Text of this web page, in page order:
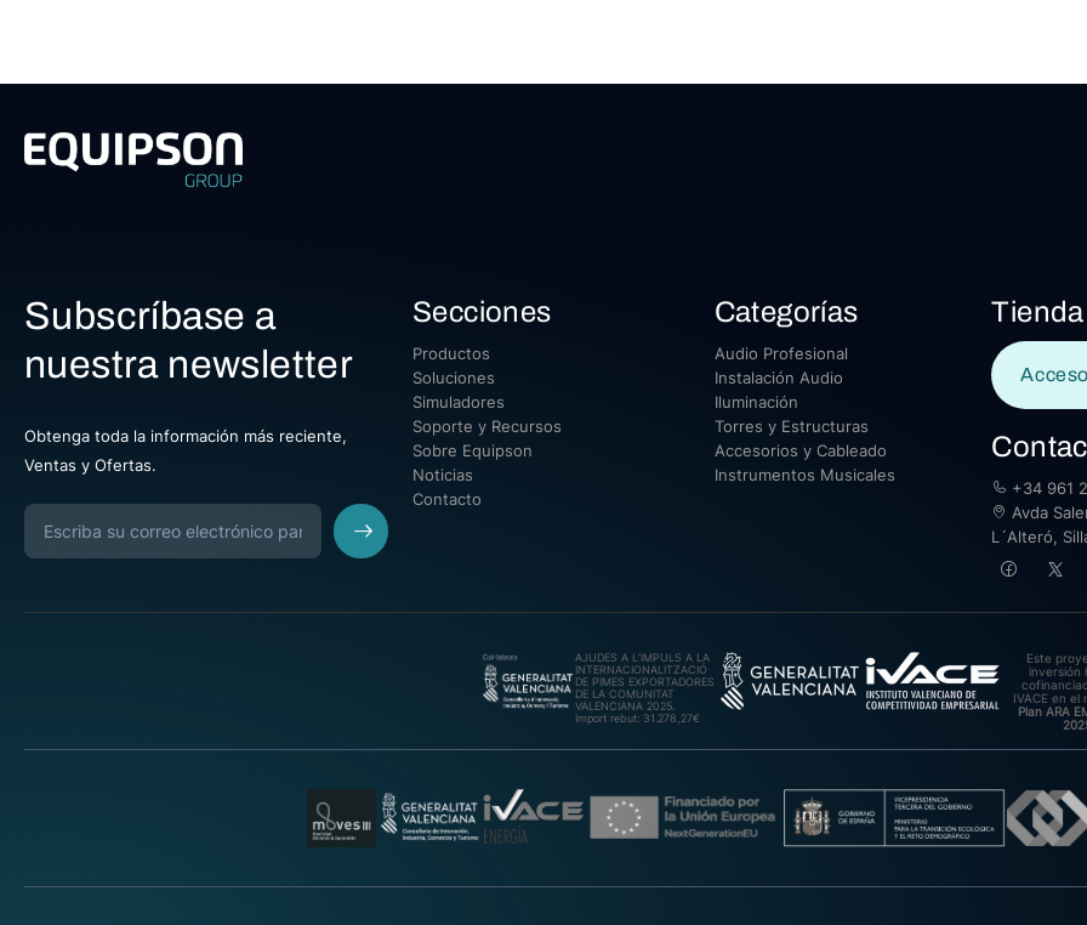
Subscríbase a
nuestra newsletter
Obtenga toda la información más reciente,
Ventas y Ofertas.
Secciones
Productos
Soluciones
Simuladores
Soporte y Recursos
Sobre Equipson
Noticias
Contacto
Categorías
Audio Profesional
Instalación Audio
Iluminación
Torres y Estructuras
Accesorios y Cableado
Instrumentos Musicales
Tienda
+34 961
Avda
L´Alteró,
AJUDES A L’IMPULS A LA
INTERNACIONALITZACIÓ
DE PIMES EXPORTADORES
DE LA COMUNITAT
VALENCIANA 2025.
Import rebut: 31.278,27€
Este
inversión
IVACE en el
Plan ARA